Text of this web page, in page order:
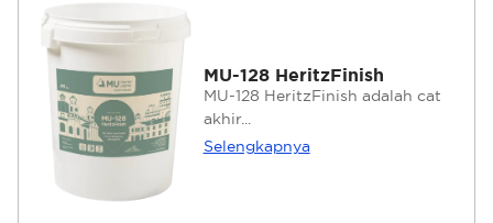
MU-128 HeritzFinish
MU-128 HeritzFinish adalah cat
akhir...
Selengkapnya